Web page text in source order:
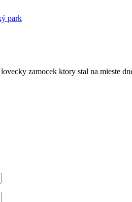
park
zamocek ktory stal na mieste